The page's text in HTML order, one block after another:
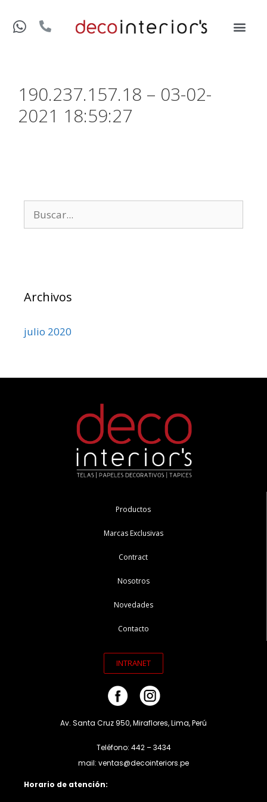
190.237.157.18 – 03-02-
2021 18:59:27
Archivos
julio 2020
Productos
Marcas Exclusivas
Contract
Nosotros
Novedades
Contacto
INTRANET
Av. Santa Cruz 950, Miraflores, Lima, Perú
Teléfono: 442 – 3434
mail: ventas@decointeriors.pe
Horario de atención: